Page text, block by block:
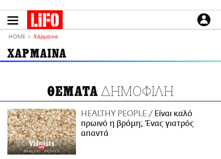
το
LIFO SHOP
ΕΙΔΗΣΕΙΣ
CULTURE
PODCASTS
Plus
HOME Χάρμαινα
ΧΑΡΜΑΙΝΑ
ΘΕΜΑΤΑ ΔΗΜΟΦΙΛΗ
HEALTHY PEOPLE
Είναι καλό
πρωινό η βρόμη; Ένας γιατρός
απαντά